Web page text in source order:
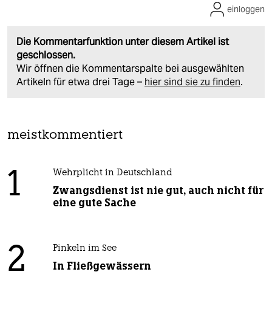
Die Kommentarfunktion unter diesem Artikel ist
geschlossen.
Wir öffnen die Kommentarspalte bei ausgewählten
Artikeln für etwa drei Tage – hier sind sie zu finden.
einloggen
meistkommentiert
1 Wehrplicht in Deutschland
Zwangsdienst ist nie gut, auch nicht für
eine gute Sache
2 Pinkeln im See
In Fließgewässern